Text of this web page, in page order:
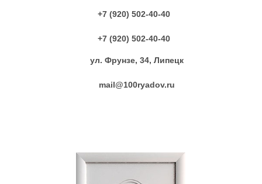
+7 (920) 502-40-40
+7 (920) 502-40-40
ул. Фрунзе, 34, Липецк
mail@100ryadov.ru